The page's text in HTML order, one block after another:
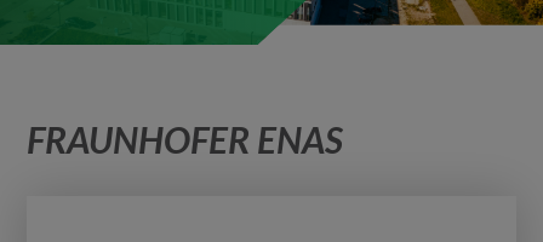
FRAUNHOFER ENAS